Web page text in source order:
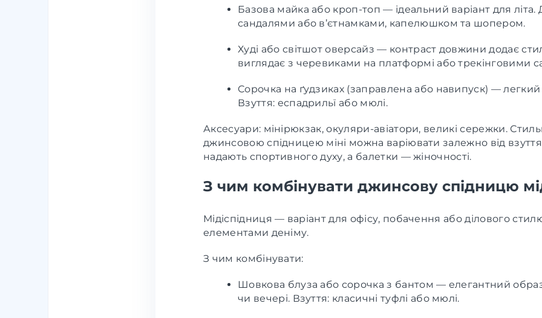
Базова майка або кроп-топ — ідеальний варіант для літа.
сандалями або в’єтнамками, капелюшком та шопером.
Худі або світшот оверсайз — контраст довжини додає
виглядає з черевиками на платформі або трекінговими
Сорочка на ґудзиках (заправлена або навипуск) —
Взуття: еспадрильї або мюлі.
Аксесуари: мінірюкзак, окуляри-авіатори, великі сережки.
джинсовою спідницею міні можна варіювати залежно від
надають спортивного духу, а балетки — жіночності.
З чим комбінувати джинсову спідницю
Мідіспідниця — варіант для офісу, побачення або ділового
елементами деніму.
З чим комбінувати:
Шовкова блуза або сорочка з бантом — елегантний
чи вечері. Взуття: класичні туфлі або мюлі.